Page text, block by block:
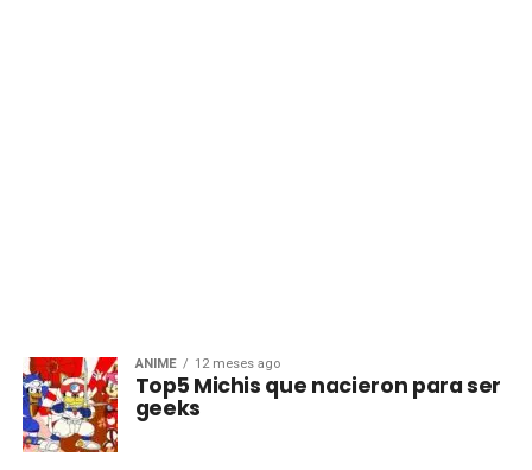
ANIME 12 meses ago
Top5 Michis que nacieron para ser
geeks